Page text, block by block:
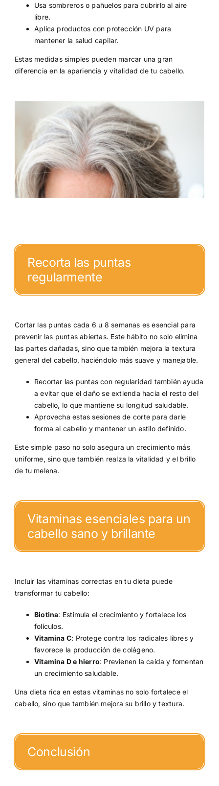
Usa sombreros o pañuelos para cubrirlo al aire
libre.
Aplica productos con protección UV para
mantener la salud capilar.
Estas medidas simples pueden marcar una gran
diferencia en la apariencia y vitalidad de tu cabello.
Recorta las puntas
regularmente
Cortar las puntas cada 6 u 8 semanas es esencial para
prevenir las puntas abiertas. Este hábito no solo elimina
las partes dañadas, sino que también mejora la textura
general del cabello, haciéndolo más suave y manejable.
Recortar las puntas con regularidad también ayuda
a evitar que el daño se extienda hacia el resto del
cabello, lo que mantiene su longitud saludable.
Aprovecha estas sesiones de corte para darle
forma al cabello y mantener un estilo definido.
Este simple paso no solo asegura un crecimiento más
uniforme, sino que también realza la vitalidad y el brillo
de tu melena.
Vitaminas esenciales para un
cabello sano y brillante
Incluir las vitaminas correctas en tu dieta puede
transformar tu cabello:
Biotina: Estimula el crecimiento y fortalece los
folículos.
Vitamina C: Protege contra los radicales libres y
favorece la producción de colágeno.
Vitamina D e hierro: Previenen la caída y fomentan
un crecimiento saludable.
Una dieta rica en estas vitaminas no solo fortalece el
cabello, sino que también mejora su brillo y textura.
Conclusión